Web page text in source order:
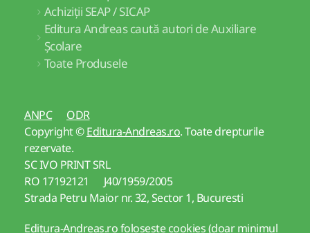
Achiziții SEAP / SICAP
Editura Andreas caută autori de Auxiliare
Școlare
Toate Produsele
ANPC
ODR
Copyright ©Editura-Andreas.ro. Toate drepturile
rezervate.
SC IVO PRINT SRL
RO 17192121 J40/1959/2005
Strada Petru Maior nr. 32, Sector 1, Bucuresti
Editura-Andreas.ro folosește cookies (doar minimul